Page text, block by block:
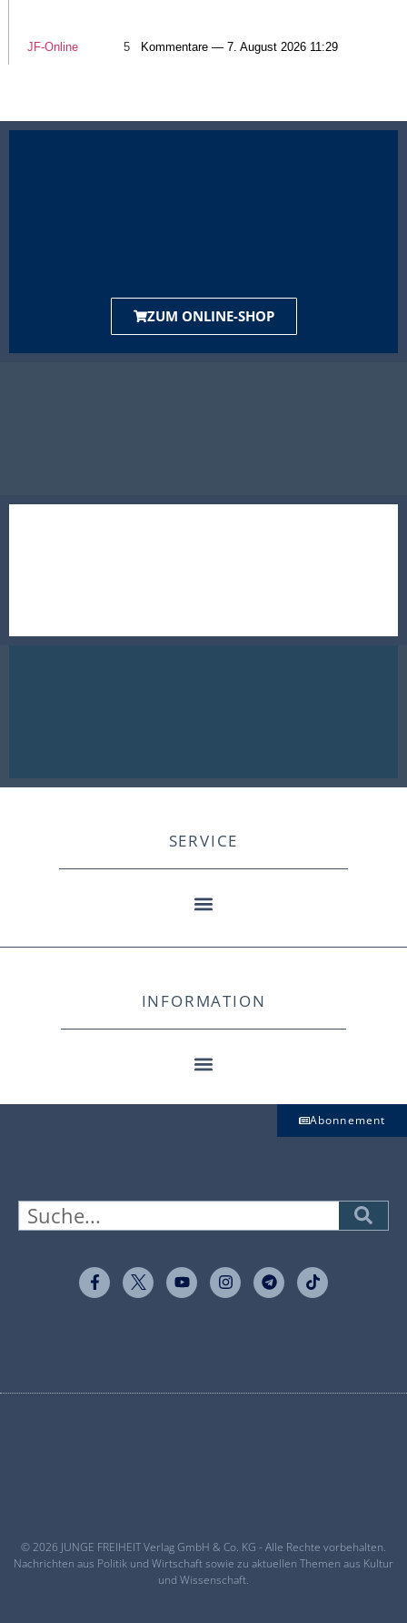
JF-Online 5 Kommentare — 7. August 2026 11:29
ZUM ONLINE-SHOP
SERVICE
INFORMATION
Abonnement
© 2026 JUNGE FREIHEIT Verlag GmbH & Co. KG - Alle Rechte vorbehalten.
Nachrichten aus Politik und Wirtschaft sowie zu aktuellen Themen aus Kultur
und Wissenschaft.